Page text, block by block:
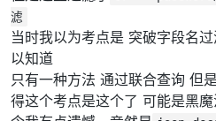
滤
当时我以为考点是 突破字段名
以知道
只有一种方法 通过联合查询 但
得这个考点是这个了 可能是黑